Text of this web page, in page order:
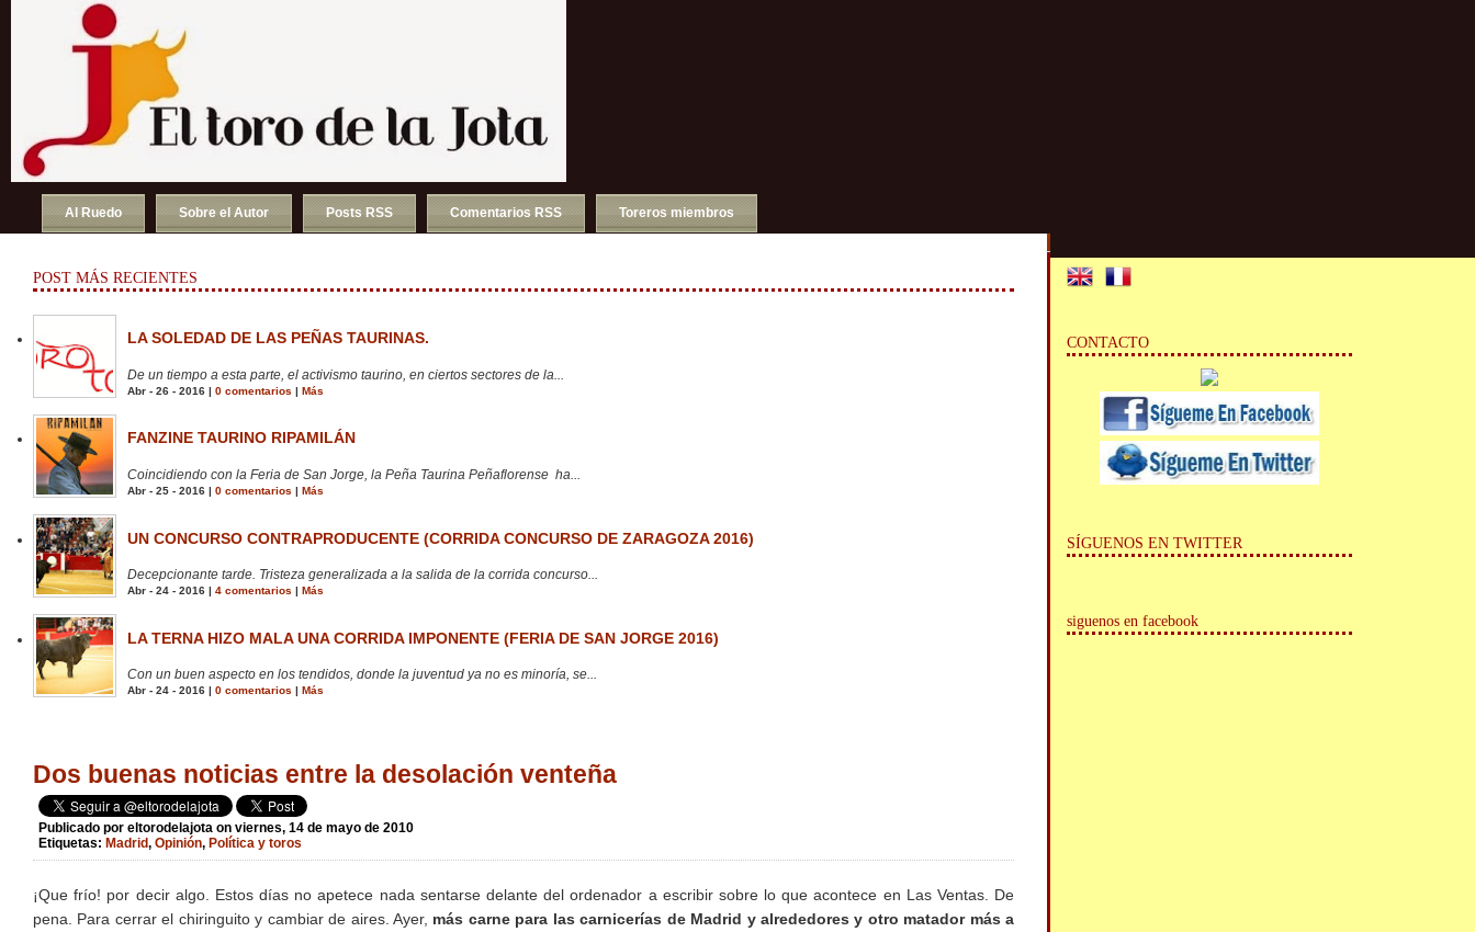
Al Ruedo Sobre el Autor Posts RSS Comentarios RSS Toreros miembros
POST MÁS RECIENTES
LA SOLEDAD DE LAS PEÑAS TAURINAS.
De un tiempo a esta parte, el activismo taurino, en ciertos sectores de la...
Abr - 26 - 2016 | 0 comentarios | Más
FANZINE TAURINO RIPAMILÁN
Coincidiendo con la Feria de San Jorge, la Peña Taurina Peñaflorense ha...
Abr - 25 - 2016 | 0 comentarios | Más
UN CONCURSO CONTRAPRODUCENTE (CORRIDA CONCURSO DE ZARAGOZA 2016)
Decepcionante tarde. Tristeza generalizada a la salida de la corrida concurso...
Abr - 24 - 2016 | 4 comentarios | Más
LA TERNA HIZO MALA UNA CORRIDA IMPONENTE (FERIA DE SAN JORGE 2016)
Con un buen aspecto en los tendidos, donde la juventud ya no es minoría, se...
Abr - 24 - 2016 | 0 comentarios Más
Dos buenas noticias entre la desolación venteña
Publicado por eltorodelajota on viernes, 14 de mayo de 2010
Etiquetas: Madrid, Opinión, Política y toros
¡Que frío! por decir algo. Estos días no apetece nada sentarse delante del ordenador a escribir sobre lo que acontece en Las Ventas. De
pena. Para cerrar el chiringuito y cambiar de aires. Ayer, más carne para las carnicerías de Madrid y alrededores y otro matador más a
CONTACTO
SÍGUENOS EN TWITTER
siguenos en facebook